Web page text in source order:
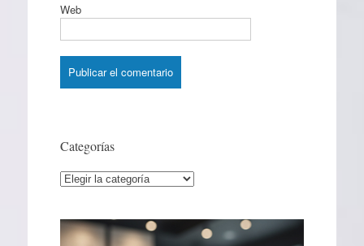
Web
Categorías
Categorías